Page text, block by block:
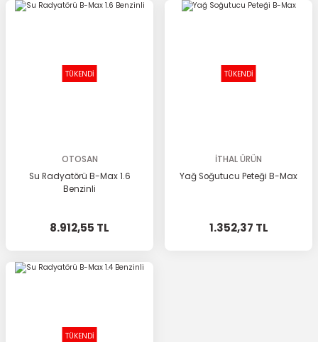
TÜKENDİ
OTOSAN
Su Radyatörü B-Max 1.6
Benzinli
8.912,55 TL
TÜKENDİ
İTHAL ÜRÜN
Yağ Soğutucu Peteği B-Max
1.352,37 TL
TÜKENDİ